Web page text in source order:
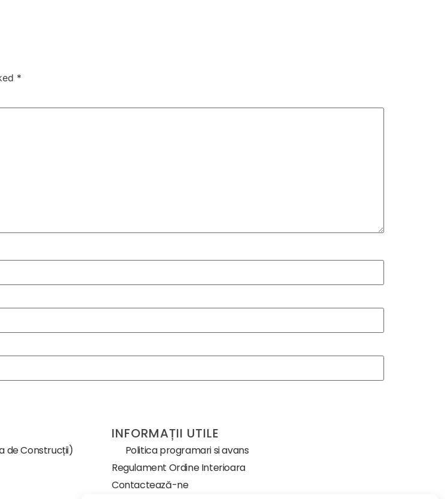
*
de Construcții)
INFORMAȚII UTILE
Politica programari si avans
Regulament Ordine Interioara
Contactează-ne